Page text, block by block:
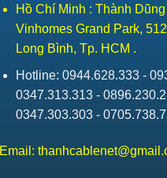
Hồ Chí Minh : Thành
Vinhomes Grand Park,
Long Bình, Tp. HCM .
Hotline: 0944.628.333 -
0347.313.313 -
0347.303.303 -
Email: